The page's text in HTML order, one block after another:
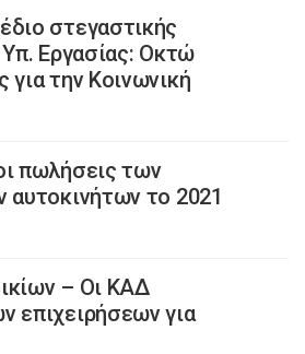
στεγαστικής
Υπ. Εργασίας: Οκτώ
για την Κοινωνική
πωλήσεις των
αυτοκινήτων το 2021
– Οι ΚΑΔ
επιχειρήσεων για